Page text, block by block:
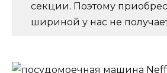
секции. Поэтому
шириной у нас не